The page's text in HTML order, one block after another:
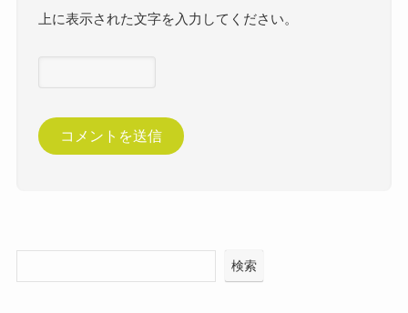
上に表示された文字を入力してください。
検索